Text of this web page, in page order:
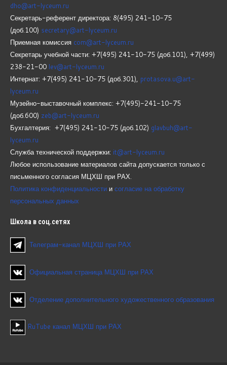
dho@art-lyceum.ru
Секретарь-референт директора: 8(495) 241-10-75
(доб.100) secretary@art-lyceum.ru
Приемная комиссия com@art-lyceum.ru
Секретарь учебной части: +7(495) 241-10-75 (доб.101), +7(499)
238-21-00 lev@art-lyceum.ru
Интернат: +7(495) 241-10-75 (доб.301), protasova.u@art-
lyceum.ru
Музейно-выставочный комплекс: +7(495)-241-10-75
(доб.600) zeb@art-lyceum.ru
Бухгалтерия: +7(495) 241-10-75 (доб.102) glavbuh@art-
lyceum.ru
Служба технической поддержки: it@art-lyceum.ru
Любое использование материалов сайта допускается только с
письменного согласия МЦХШ при РАХ.
Политика конфиденциальности и согласие на обработку
персональных данных
Школа в соц.сетях
Телеграм-канал МЦХШ при РАХ
Официальная страница МЦХШ при РАХ
Отделение дополнительного художественного образования
RuTube канал МЦХШ при РАХ